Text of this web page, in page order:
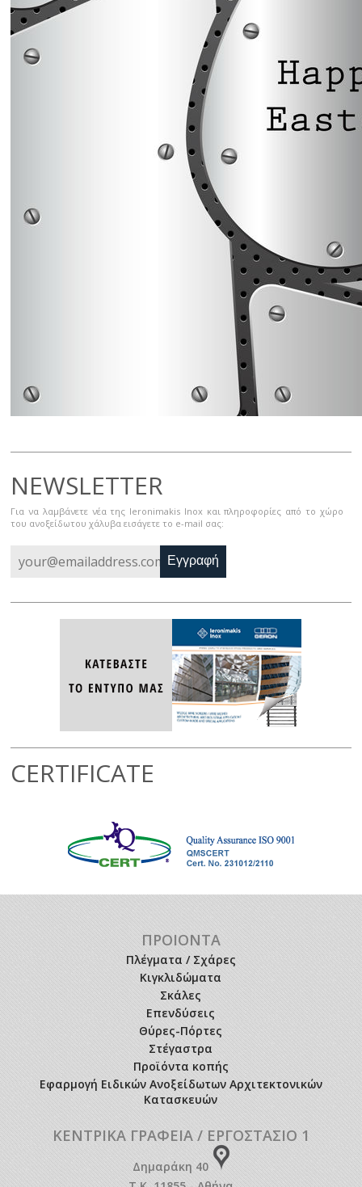
NEWSLETTER
Για να λαμβάνετε νέα της Ieronimakis Inox και πληροφορίες από το χώρο
του ανοξείδωτου χάλυβα εισάγετε το e-mail σας:
Εγγραφή
CERTIFICATE
ΠΡΟΙΟΝΤΑ
Πλέγματα / Σχάρες
Κιγκλιδώματα
Σκάλες
Επενδύσεις
Θύρες-Πόρτες
Στέγαστρα
Προϊόντα κοπής
Εφαρμογή Ειδικών Ανοξείδωτων Αρχιτεκτονικών
Κατασκευών
ΚΕΝΤΡΙΚΑ ΓΡΑΦΕΙΑ / ΕΡΓΟΣΤΑΣΙΟ 1
Δημαράκη 40